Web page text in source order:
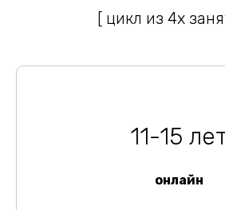
[ цикл из 4х
11-15
онлайн